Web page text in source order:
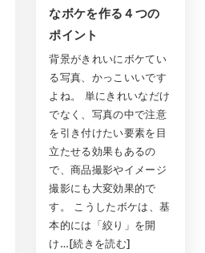
なボケを作る４つの
ポイント
背景がきれいにボケてい
る写真、かっこいいです
よね。 単にきれいなだけ
でなく、写真の中で注意
を引き付けたい要素を目
立たせる効果もあるの
で、商品撮影やイメージ
撮影にも大変効果的で
す。 こうしたボケは、基
本的には「絞り」を開
け…[続きを読む]